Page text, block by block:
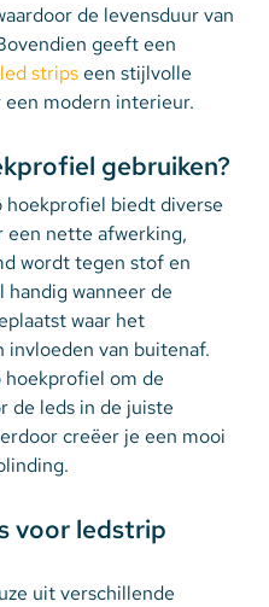
de levensduur van
geeft een
led stripseen stijlvolle
modern interieur.
gebruiken?
biedt diverse
een nette afwerking,
wordt tegen stof en
handig wanneer de
waar het
invloeden van buitenaf.
hoekprofiel om de
de leds in de juiste
creëer je een mooi
voor ledstrip
uit verschillende